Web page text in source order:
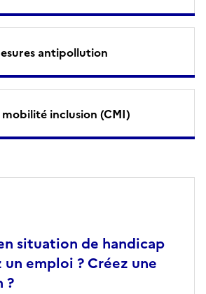
antipollution
inclusion (CMI)
situation de handicap
un emploi ? Créez une
?